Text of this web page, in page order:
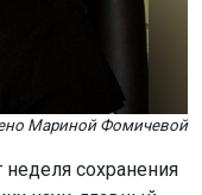
Мариной Фомичевой
неделя сохранения